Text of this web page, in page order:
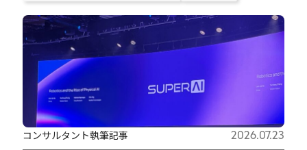
コンサルタント執筆記事 2026.07.23